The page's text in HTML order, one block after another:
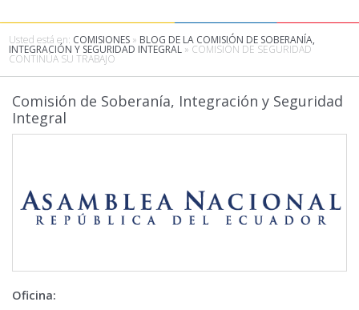
FISCALIZAMOS
TRANSPARENCIA
RELACIONES INTERNACIONALES
AGENDA
Usted está en: COMISIONES » BLOG DE LA COMISIÓN DE SOBERANÍA,
INTEGRACIÓN Y SEGURIDAD INTEGRAL » COMISIÓN DE SEGURIDAD
CONTINÚA SU TRABAJO
Comisión de Soberanía, Integración y Seguridad
Integral
Oficina: